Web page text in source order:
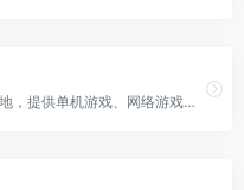
逗游网是的绿色单机游戏下载基地，提供单机游戏、网络游戏、好玩的手机游戏一键下载，自动安装，绿色安全！逗游网让您轻松玩游戏！